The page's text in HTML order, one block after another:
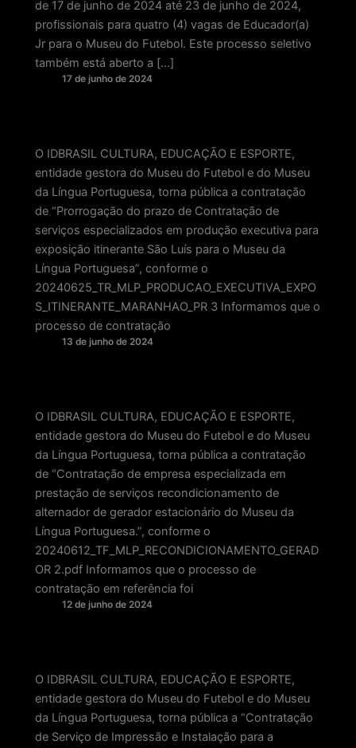
de 17 de junho de 2024 até 23 de junho de 2024,
profissionais para quatro (4) vagas de Educador(a)
Jr para o Museu do Futebol. Este processo seletivo
também está aberto a […]
17 de junho de 2024
O IDBRASIL CULTURA, EDUCAÇÃO E ESPORTE,
entidade gestora do Museu do Futebol e do Museu
da Língua Portuguesa, torna pública a contratação
de “Prorrogação do prazo de Contratação de
serviços especializados em produção executiva para
exposição itinerante São Luís para o Museu da
Língua Portuguesa”, conforme o
20240625_TR_MLP_PRODUCAO_EXECUTIVA_EXPO
S_ITINERANTE_MARANHAO_PR 3 Informamos que o
processo de contratação
13 de junho de 2024
O IDBRASIL CULTURA, EDUCAÇÃO E ESPORTE,
entidade gestora do Museu do Futebol e do Museu
da Língua Portuguesa, torna pública a contratação
de “Contratação de empresa especializada em
prestação de serviços recondicionamento de
alternador de gerador estacionário do Museu da
Língua Portuguesa.”, conforme o
20240612_TF_MLP_RECONDICIONAMENTO_GERAD
OR 2.pdf Informamos que o processo de
contratação em referência foi
12 de junho de 2024
O IDBRASIL CULTURA, EDUCAÇÃO E ESPORTE,
entidade gestora do Museu do Futebol e do Museu
da Língua Portuguesa, torna pública a “Contratação
de Serviço de Impressão e Instalação para a